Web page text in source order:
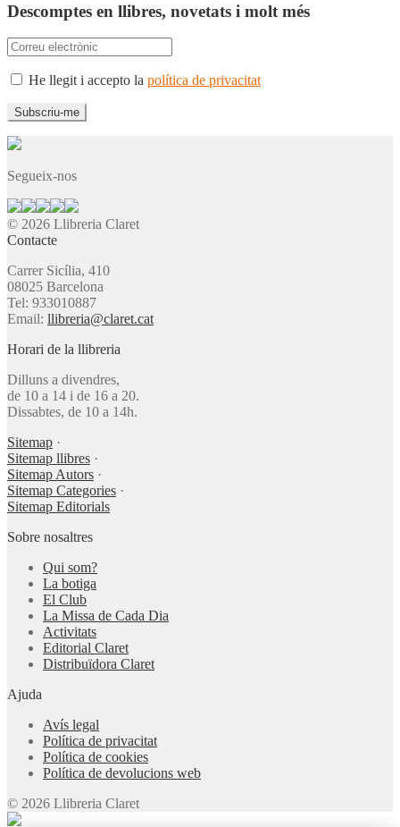
Descomptes en llibres, novetats i molt més
He llegit i accepto la política de privacitat
Segueix-nos
© 2026 Llibreria Claret
Contacte
Carrer Sicília, 410
08025 Barcelona
Tel: 933010887
Email: llibreria@claret.cat
Horari de la llibreria
Dilluns a divendres,
de 10 a 14 i de 16 a 20.
Dissabtes, de 10 a 14h.
Sitemap ·
Sitemap llibres ·
Sitemap Autors ·
Sitemap Categories ·
Sitemap Editorials
Sobre nosaltres
Qui som?
La botiga
El Club
La Missa de Cada Dia
Activitats
Editorial Claret
Distribuïdora Claret
Ajuda
Avís legal
Política de privacitat
Política de cookies
Política de devolucions web
© 2026 Llibreria Claret